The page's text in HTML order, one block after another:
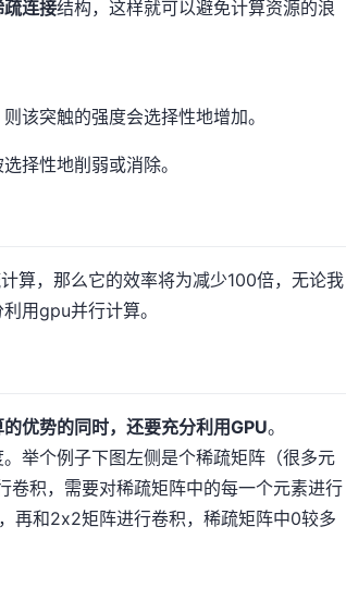
疏连接结构，这样就可以避免计算资源的浪
该突触的强度会选择性地增加。
择性地削弱或消除。
算，那么它的效率将为减少100倍，无论我
用gpu并行计算。
优势的同时，还要充分利用GPU。
举个例子下图左侧是个稀疏矩阵（很多元
积，需要对稀疏矩阵中的每一个元素进行
再和2x2矩阵进行卷积，稀疏矩阵中0较多